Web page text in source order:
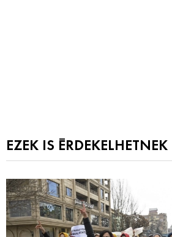
EZEK IS ÉRDEKELHETNEK